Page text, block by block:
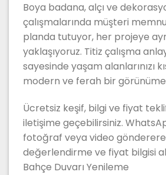
Boya badana, alçı ve
çalışmalarında müşteri
planda tutuyor, her projeye
yaklaşıyoruz. Titiz çalışma
sayesinde yaşam alanlarınızı
modern ve ferah bir
Ücretsiz keşif, bilgi ve fiyat
iletişime geçebilirsiniz.
fotoğraf veya video
değerlendirme ve fiyat bilgisi
Bahçe Duvarı Yenileme